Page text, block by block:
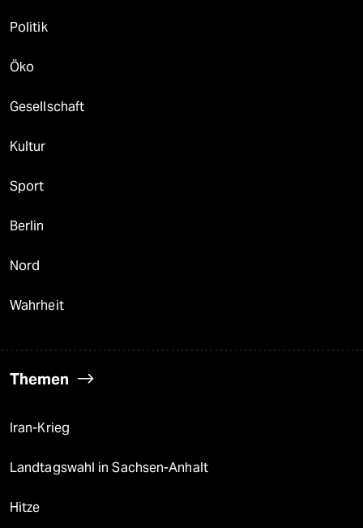
Politik
Öko
Gesellschaft
Kultur
Sport
Berlin
Nord
Wahrheit
Themen
Iran-Krieg
Landtagswahl in Sachsen-Anhalt
Hitze